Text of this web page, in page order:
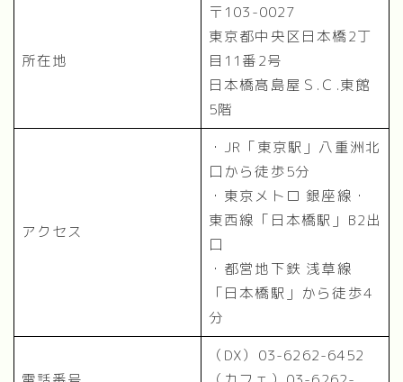
所在地
〒103-0027
東京都中央区日本橋2丁
目11番2号
日本橋髙島屋Ｓ.Ｃ.東館
5階
アクセス
・JR「東京駅」八重洲北
口から徒歩5分
・東京メトロ 銀座線・
東西線「日本橋駅」B2出
口
・都営地下鉄 浅草線
「日本橋駅」から徒歩4
分
（DX）03-6262-6452